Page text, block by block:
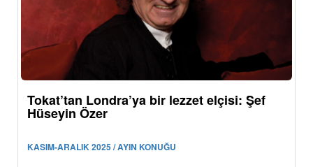
Tokat’tan Londra’ya bir lezzet elçisi: Şef
Hüseyin Özer
KASIM-ARALIK 2025 / AYIN KONUĞU